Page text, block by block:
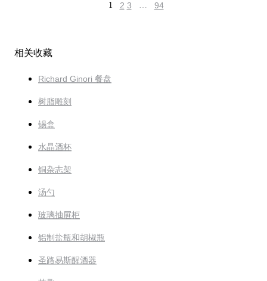
1 2 3 … 94
相关收藏
Richard Ginori 餐盘
树脂雕刻
锡盒
水晶酒杯
铜杂志架
汤勺
玻璃抽屉柜
铝制盐瓶和胡椒瓶
圣路易斯醒酒器